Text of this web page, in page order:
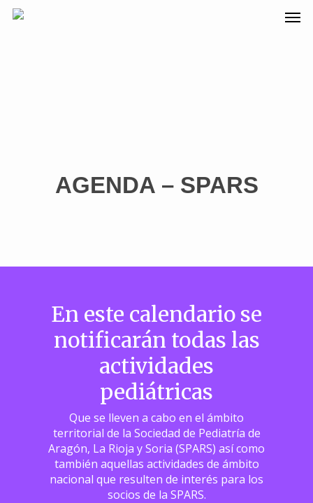
AGENDA – SPARS
En este calendario se
notificarán todas las
actividades
pediátricas
Que se lleven a cabo en el ámbito
territorial de la Sociedad de Pediatría de
Aragón, La Rioja y Soria (SPARS) así como
también aquellas actividades de ámbito
nacional que resulten de interés para los
socios de la SPARS.